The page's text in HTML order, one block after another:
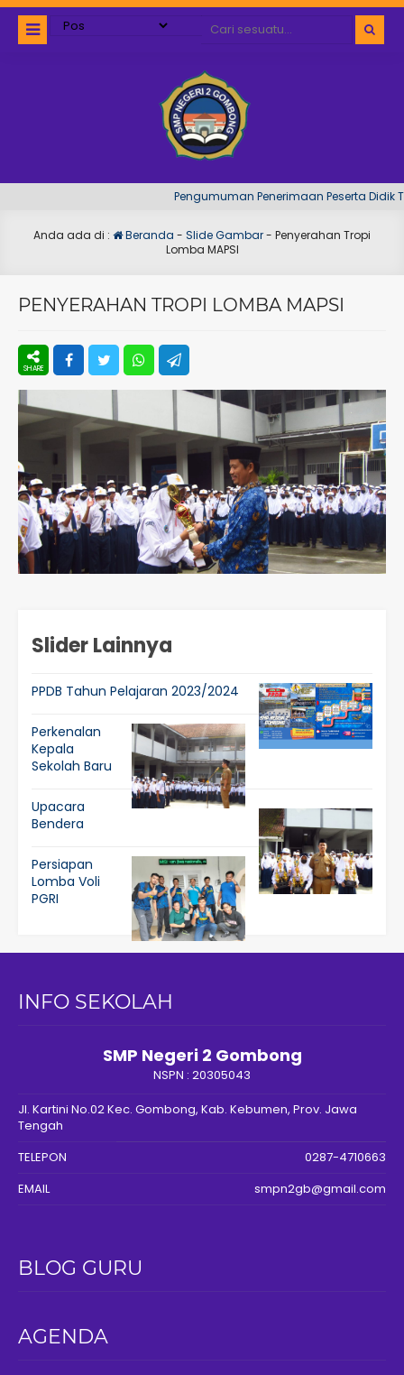
Pengumuman Penerimaan Peserta Didik
Anda ada di : Beranda - Slide Gambar- Penyerahan Tropi
Lomba MAPSI
PENYERAHAN TROPI LOMBA MAPSI
Slider Lainnya
PPDB Tahun Pelajaran 2023/2024
Perkenalan
Kepala
Sekolah Baru
Upacara
Bendera
Persiapan
Lomba Voli
PGRI
INFO SEKOLAH
SMP Negeri 2 Gombong
NSPN : 20305043
Jl. Kartini No.02 Kec. Gombong, Kab. Kebumen, Prov. Jawa
Tengah
TELEPON
0287-4710663
EMAIL
smpn2gb@gmail.com
BLOG GURU
AGENDA